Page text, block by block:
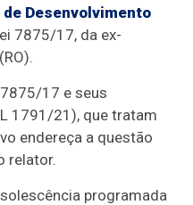
Desenvolvimento
7875/17, da ex-
17 e seus
1791/21), que tratam
endereça a questão
relator.
programada